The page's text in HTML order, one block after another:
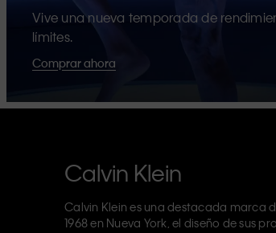
Vive una nueva temporada de
límites.
Comprar ahora
Calvin Klein
Calvin Klein es una destacada marca
1968 en Nueva York, el diseño de sus